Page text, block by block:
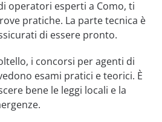
operatori esperti a Como, ti
pratiche. La parte tecnica è
di essere pronto.
i concorsi per agenti di
esami pratici e teorici. È
bene le leggi locali e la